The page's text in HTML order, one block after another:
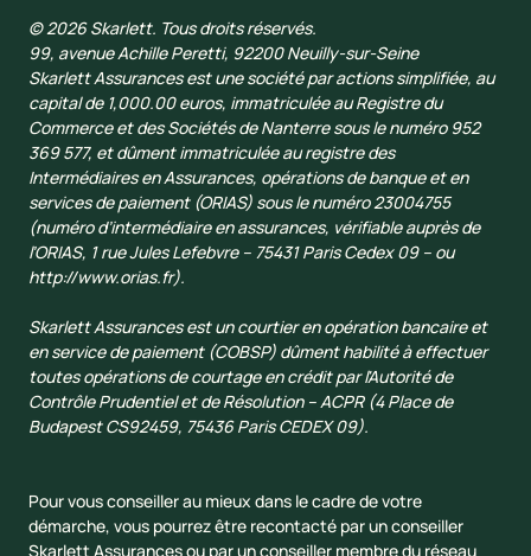
© 2026 Skarlett. Tous droits réservés.
99, avenue Achille Peretti, 92200 Neuilly-sur-Seine
Skarlett Assurances est une société par actions simplifiée, au
capital de 1,000.00 euros, immatriculée au Registre du
Commerce et des Sociétés de Nanterre sous le numéro 952
369 577, et dûment immatriculée au registre des
Intermédiaires en Assurances, opérations de banque et en
services de paiement (ORIAS) sous le numéro 23004755
(numéro d’intermédiaire en assurances, vérifiable auprès de
l’ORIAS, 1 rue Jules Lefebvre – 75431 Paris Cedex 09 – ou
http://www.orias.fr).
Skarlett Assurances est un courtier en opération bancaire et
en service de paiement (COBSP) dûment habilité à effectuer
toutes opérations de courtage en crédit par l'Autorité de
Contrôle Prudentiel et de Résolution – ACPR (4 Place de
Budapest CS92459, 75436 Paris CEDEX 09).
Pour vous conseiller au mieux dans le cadre de votre
démarche, vous pourrez être recontacté par un conseiller
Skarlett Assurances ou par un conseiller membre du réseau